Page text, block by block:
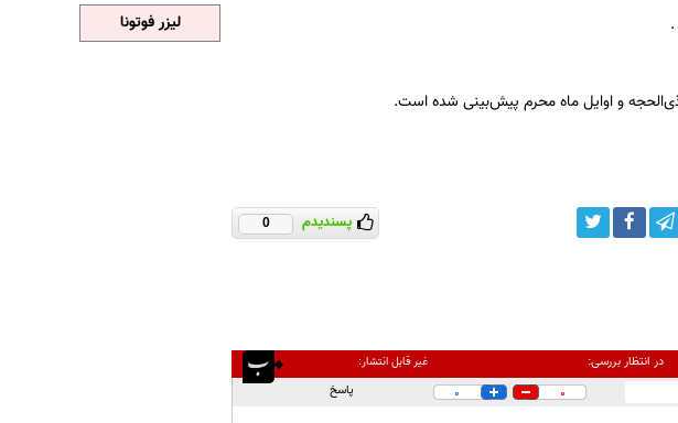
ذی‌الحجه و اوایل ماه محرم پیش‌بینی شده است.
پسندیدم 0
در انتظار بررسی: غیر قابل انتشار:
0
0 پاسخ
لیزر فوتونا